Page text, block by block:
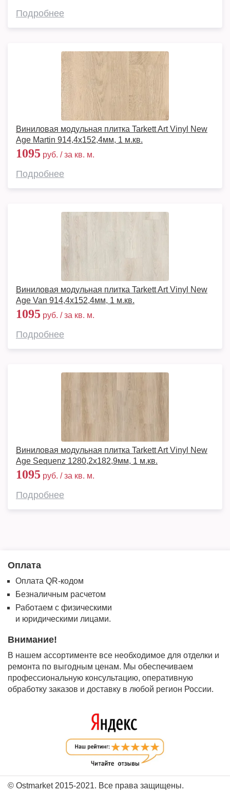
Подробнее
Виниловая модульная плитка Tarkett Art Vinyl New
Age Martin 914,4х152,4мм, 1 м.кв.
1095 руб. / за кв. м.
Подробнее
Виниловая модульная плитка Tarkett Art Vinyl New
Age Van 914,4х152,4мм, 1 м.кв.
1095 руб. / за кв. м.
Подробнее
Виниловая модульная плитка Tarkett Art Vinyl New
Age Sequenz 1280,2х182,9мм, 1 м.кв.
1095 руб. / за кв. м.
Подробнее
Оплата
Оплата QR-кодом
Безналичным расчетом
Работаем с физическими
и юридическими лицами.
Внимание!
В нашем ассортименте все необходимое для отделки и
ремонта по выгодным ценам. Мы обеспечиваем
профессиональную консультацию, оперативную
обработку заказов и доставку в любой регион России.
© Ostmarket 2015-2021. Все права защищены.